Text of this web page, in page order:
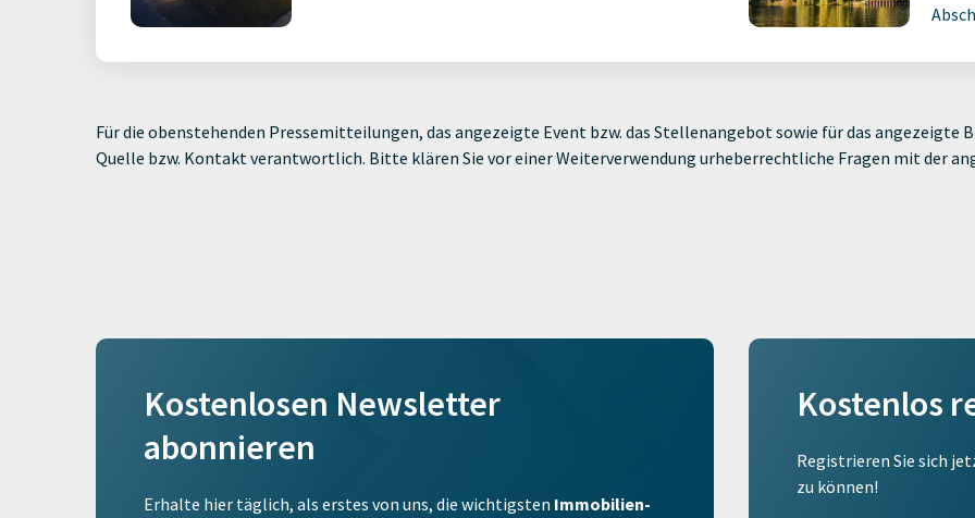
Für die obenstehenden Pressemitteilungen, das angezeigte Event bzw. das Stellenangebot sowie für das angezeigte
Quelle bzw. Kontakt verantwortlich. Bitte klären Sie vor einer Weiterverwendung urheberrechtliche Fragen mit der
Kostenlosen Newsletter
abonnieren
Erhalte hier täglich, als erstes von uns, die wichtigsten Immobilien-
Kostenlos
Registrieren Sie sich
zu können!